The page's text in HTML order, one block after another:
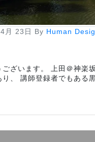
月 23日 By Human
ございます。 上田＠神楽
り、 講師登録者でもある